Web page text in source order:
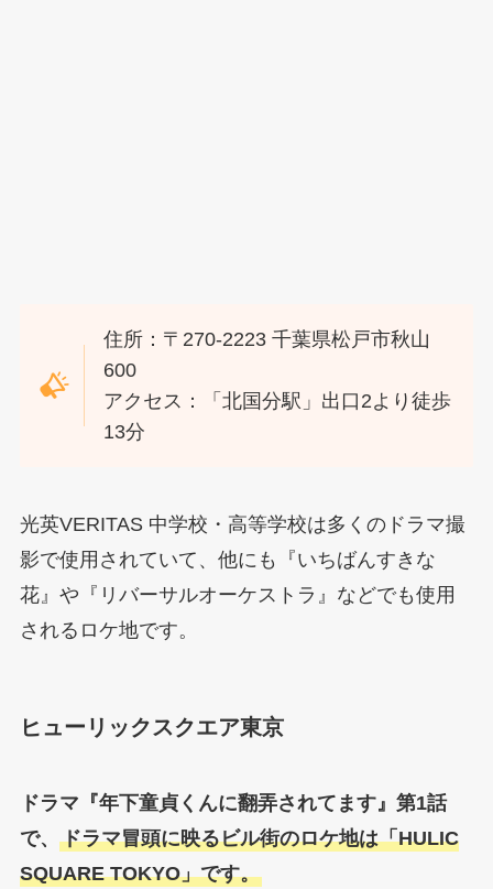
住所：〒270-2223 千葉県松戸市秋山
600
アクセス：「北国分駅」出口2より徒歩
13分
光英VERITAS 中学校・高等学校は多くのドラマ撮
影で使用されていて、他にも『いちばんすきな
花』や『リバーサルオーケストラ』などでも使用
されるロケ地です。
ヒューリックスクエア東京
ドラマ『年下童貞くんに翻弄されてます』第1話
で、 ドラマ冒頭に映るビル街のロケ地は「HULIC
SQUARE TOKYO」です。